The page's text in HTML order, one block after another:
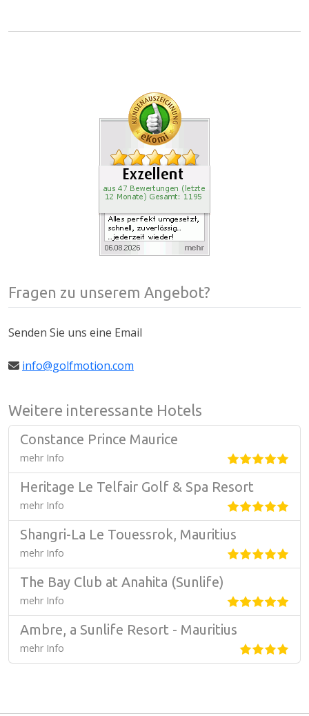
Fragen zu unserem Angebot?
Senden Sie uns eine Email
info@golfmotion.com
Weitere interessante Hotels
Constance Prince Maurice
mehr Info
Heritage Le Telfair Golf & Spa Resort
mehr Info
Shangri-La Le Touessrok, Mauritius
mehr Info
The Bay Club at Anahita (Sunlife)
mehr Info
Ambre, a Sunlife Resort - Mauritius
mehr Info